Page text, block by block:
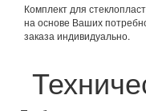
Комплект для
на основе Ваших
заказа индивидуально.